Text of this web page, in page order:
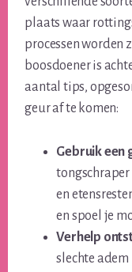
plaats waar
processen worden
boosdoener is
aantal tips,
geur af te komen:
Gebruik een
en
en spoel je
Verhelp
slechte